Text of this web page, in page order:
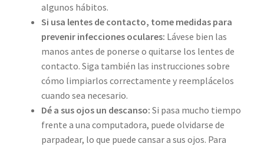
algunos hábitos.
Si usa lentes de contacto, tome medidas para
prevenir infecciones oculares: Lávese bien las
manos antes de ponerse o quitarse los lentes de
contacto. Siga también las instrucciones sobre
cómo limpiarlos correctamente y reemplácelos
cuando sea necesario.
Dé a sus ojos un descanso:Si pasa mucho tiempo
frente a una computadora, puede olvidarse de
parpadear, lo que puede cansar a sus ojos. Para